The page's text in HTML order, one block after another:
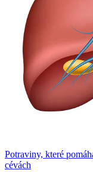
Potraviny, které
cévách